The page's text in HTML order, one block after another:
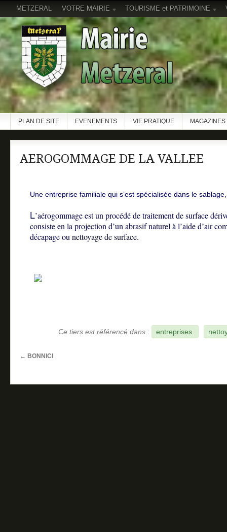
METZERAL VOTRE MAIRIE TOURISME et PATRIMOINE
PLAN DE SITE EVENEMENTS VIE PRATIQUE
AEROGOMMAGE DE LA VALLEE
Une entreprise familiale qui s’est spécialisée dans le
L’aérogommage est un procédé de traitement de surface
consiste en la projection d’un abrasif naturel à l’aide d’air
décapage ounettoyage de surface.
Ce tiers est référencé dans : entreprises
← BONNICI